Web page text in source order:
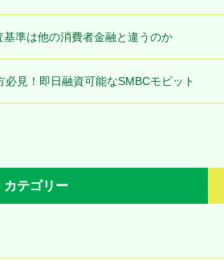
準は他の消費者金融と違うのか
必見！即日融資可能なSMBCモビット
カテゴリー